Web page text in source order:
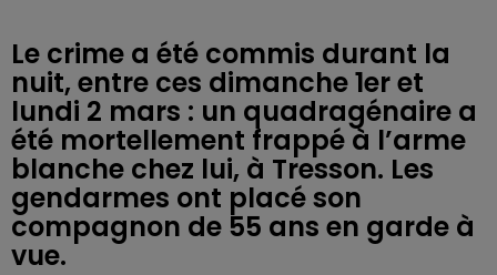
Le crime a été commis durant la
nuit, entre ces dimanche 1er et
lundi 2 mars : un quadragénaire a
été mortellement frappé à l’arme
blanche chez lui, à Tresson. Les
gendarmes ont placé son
compagnon de 55 ans en garde à
vue.